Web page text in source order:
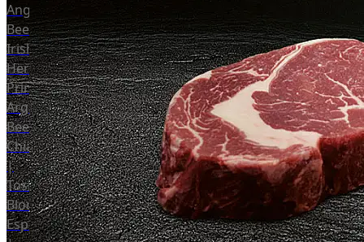
Angus
Beef
Irish
Hereford
Prime
Argentina
Beef
Chianina
|
Toskana
Blonda
Espanola